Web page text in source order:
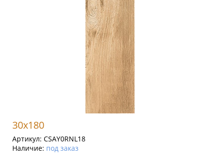
30x180
Артикул: CSAY0RNL18
Наличие: под заказ